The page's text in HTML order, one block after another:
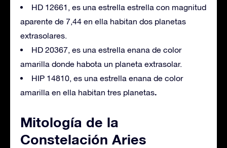
HD 12661, es una estrella estrella con magnitud
aparente de 7,44 en ella habitan dos planetas
extrasolares.
HD 20367, es una estrella enana de color
amarilla donde habota un planeta extrasolar.
HIP 14810, es una estrella enana de color
amarilla en ella habitan tres planetas.
Mitología de la
Constelación Aries